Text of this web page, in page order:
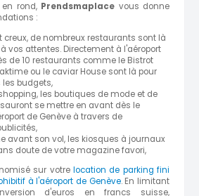
rond, Prendsmaplace vous donne
:
creux, de nombreux restaurants sont là
vos attentes. Directement à l'aéroport
de 10 restaurants comme le Bistrot
ou le caviar House sont là pour
budgets,
les boutiques de mode et de
se mettre en avant dès le
de Genève à travers de
avant son vol, les kiosques à journaux
doute de votre magazine favori,
sur votre location de parking fini
à l'aéroport de Genève. En limitant
d'euros en francs suisse,